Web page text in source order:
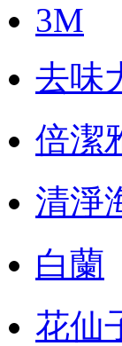
3M
去味
倍潔
清淨
白蘭
花仙